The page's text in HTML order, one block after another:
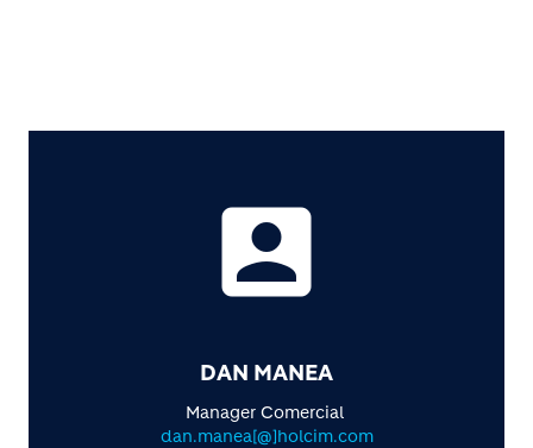
account_box
DAN MANEA
Manager Comercial
dan.manea[@]holcim.com